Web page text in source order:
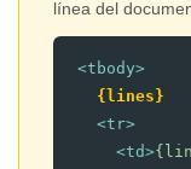
línea del
<tbody>
{lines}
<tr>
<td>